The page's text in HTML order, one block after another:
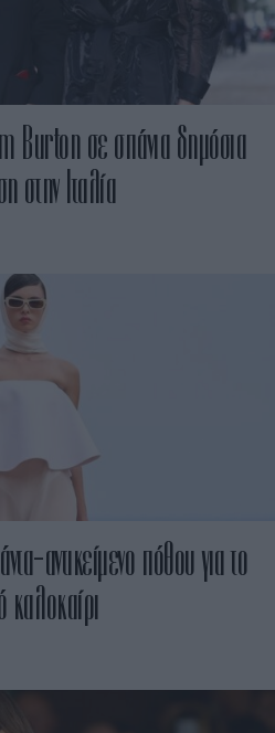
Burton σε σπάνια δημόσια
στην Ιταλία
αντικείμενο πόθου για το
καλοκαίρι